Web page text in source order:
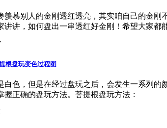
羡慕别人的金刚透红透亮，其实咱自己的金
讲讲，如何盘出一串透红好金刚！希望大家都
根盘玩变色过程图
白色，但是在经过盘玩之后，会发生一系列
握正确的盘玩方法。菩提根盘玩方法：